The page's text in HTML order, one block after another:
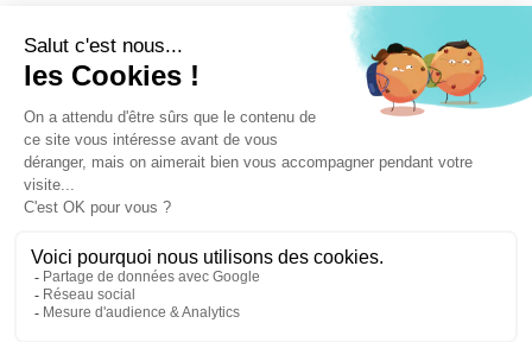
Vous souhaitez échanger
avec nous ?
Nous sommes
à votre écoute
Vos enjeux
Nos expertises
Secteurs